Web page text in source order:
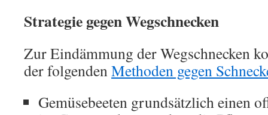
Strategie gegen Wegschnecken
Zur Eindämmung der Wegschnecken
der folgendenMethoden gegen
Gemüsebeeten grundsätzlich einen